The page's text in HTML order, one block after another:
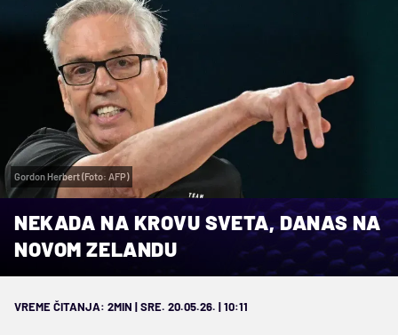
Gordon Herbert (Foto: AFP)
NEKADA NA KROVU SVETA, DANAS NA
NOVOM ZELANDU
VREME ČITANJA: 2MIN | SRE. 20.05.26. | 10:11